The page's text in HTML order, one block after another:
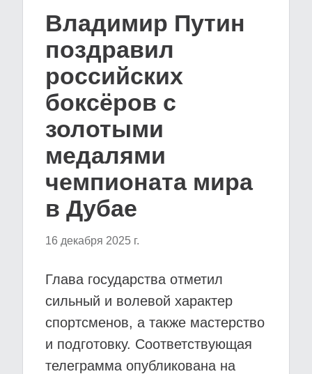
Владимир Путин
поздравил
российских
боксёров с
золотыми
медалями
чемпионата мира
в Дубае
16 декабря 2025 г.
Глава государства отметил
сильный и волевой характер
спортсменов, а также мастерство
и подготовку. Соответствующая
телеграмма опубликована на